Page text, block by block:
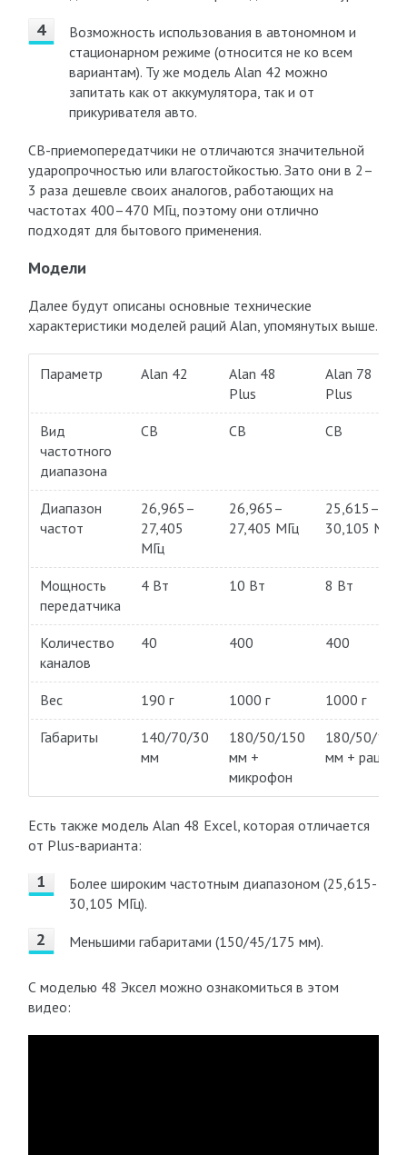
Возможность использования в автономном и
стационарном режиме (относится не ко всем
вариантам). Ту же модель Alan 42 можно
запитать как от аккумулятора, так и от
прикуривателя авто.
CB-приемопередатчики не отличаются значительной
ударопрочностью или влагостойкостью. Зато они в 2–
3 раза дешевле своих аналогов, работающих на
частотах 400–470 МГц, поэтому они отлично
подходят для бытового применения.
Модели
Далее будут описаны основные технические
характеристики моделей раций Alan, упомянутых выше.
Параметр Alan 42
Alan 48
Plus
Alan 78
Plus
Вид
частотного
диапазона
CB CB CB
Диапазон
частот
26,965–
27,405
МГц
26,965–
27,405 МГц
25,615–
30,105 МГц
Мощность
передатчика
4 Вт 10 Вт 8 Вт
Количество
каналов
40 400 400
Вес 190 г 1000 г 1000 г
Габариты
140/70/30
мм
180/50/150
мм +
микрофон
180/50/150
мм + рация
Есть также модель Alan 48 Excel, которая отличается
от Plus-варианта:
Более широким частотным диапазоном (25,615-
30,105 МГц).
Меньшими габаритами (150/45/175 мм).
С моделью 48 Эксел можно ознакомиться в этом
видео: